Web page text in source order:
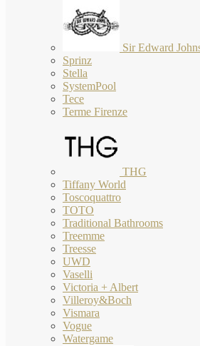
Sir Edward
Sprinz
Stella
SystemPool
Tece
Terme Firenze
THG
Tiffany World
Toscoquattro
TOTO
Traditional Bathrooms
Treemme
Treesse
UWD
Vaselli
Victoria + Albert
Villeroy&Boch
Vismara
Vogue
Watergame